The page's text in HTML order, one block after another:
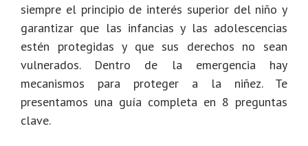
siempre el principio de interés superior del niño y
garantizar que las infancias y las adolescencias
estén protegidas y que sus derechos no sean
vulnerados. Dentro de la emergencia hay
mecanismos para proteger a la niñez. Te
presentamos una guía completa en 8 preguntas
clave.